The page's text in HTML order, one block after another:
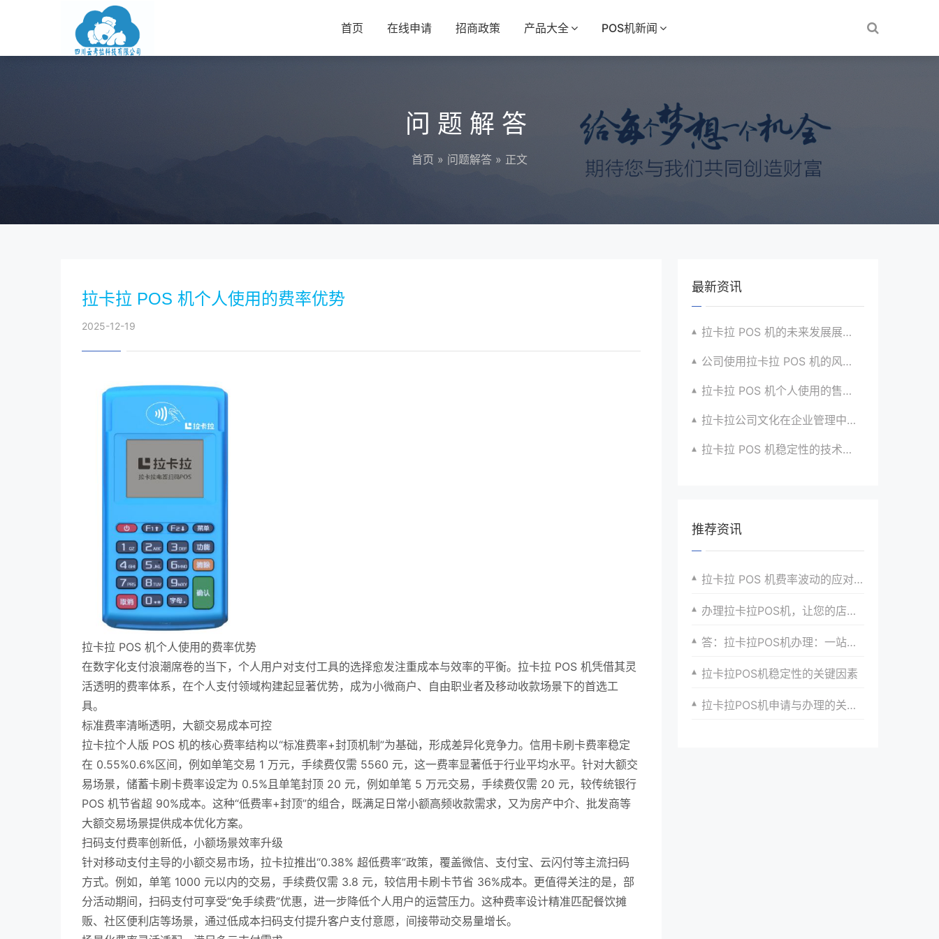
首页 在线申请 招商政策 产品大全 POS机新闻
问题解答
首页 » 问题解答 » 正文
拉卡拉 POS 机个人使用的费率优势
2025-12-19
拉卡拉 POS 机个人使用的费率优势
在数字化支付浪潮席卷的当下，个人用户对支付工具的选择愈发注重成本与效率的平衡。拉卡拉 POS 机凭借其灵
活透明的费率体系，在个人支付领域构建起显著优势，成为小微商户、自由职业者及移动收款场景下的首选工
具。
标准费率清晰透明，大额交易成本可控
拉卡拉个人版 POS 机的核心费率结构以“标准费率+封顶机制”为基础，形成差异化竞争力。信用卡刷卡费率稳定
在 0.55%0.6%区间，例如单笔交易 1 万元，手续费仅需 5560 元，这一费率显著低于行业平均水平。针对大额交
易场景，储蓄卡刷卡费率设定为 0.5%且单笔封顶 20 元，例如单笔 5 万元交易，手续费仅需 20 元，较传统银行
POS 机节省超 90%成本。这种“低费率+封顶”的组合，既满足日常小额高频收款需求，又为房产中介、批发商等
大额交易场景提供成本优化方案。
扫码支付费率创新低，小额场景效率升级
针对移动支付主导的小额交易市场，拉卡拉推出“0.38% 超低费率”政策，覆盖微信、支付宝、云闪付等主流扫码
方式。例如，单笔 1000 元以内的交易，手续费仅需 3.8 元，较信用卡刷卡节省 36%成本。更值得关注的是，部
分活动期间，扫码支付可享受“免手续费”优惠，进一步降低个人用户的运营压力。这种费率设计精准匹配餐饮摊
贩、社区便利店等场景，通过低成本扫码支付提升客户支付意愿，间接带动交易量增长。
最新资讯
拉卡拉 POS 机的未来发展展望与战略规划
公司使用拉卡拉 POS 机的风险评估与应对
拉卡拉 POS 机个人使用的售后服务优化
拉卡拉公司文化在企业管理中的作用
拉卡拉 POS 机稳定性的技术创新与应用实践
推荐资讯
拉卡拉 POS 机费率波动的应对策略
办理拉卡拉POS机，让您的店铺支付更加高效安全
答：拉卡拉POS机办理：一站式解决支付问题
拉卡拉POS机稳定性的关键因素
拉卡拉POS机申请与办理的关联与要点梳理